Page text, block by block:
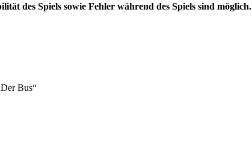
des Spiels sowie Fehler während des Spiels sind möglich.
Bus“